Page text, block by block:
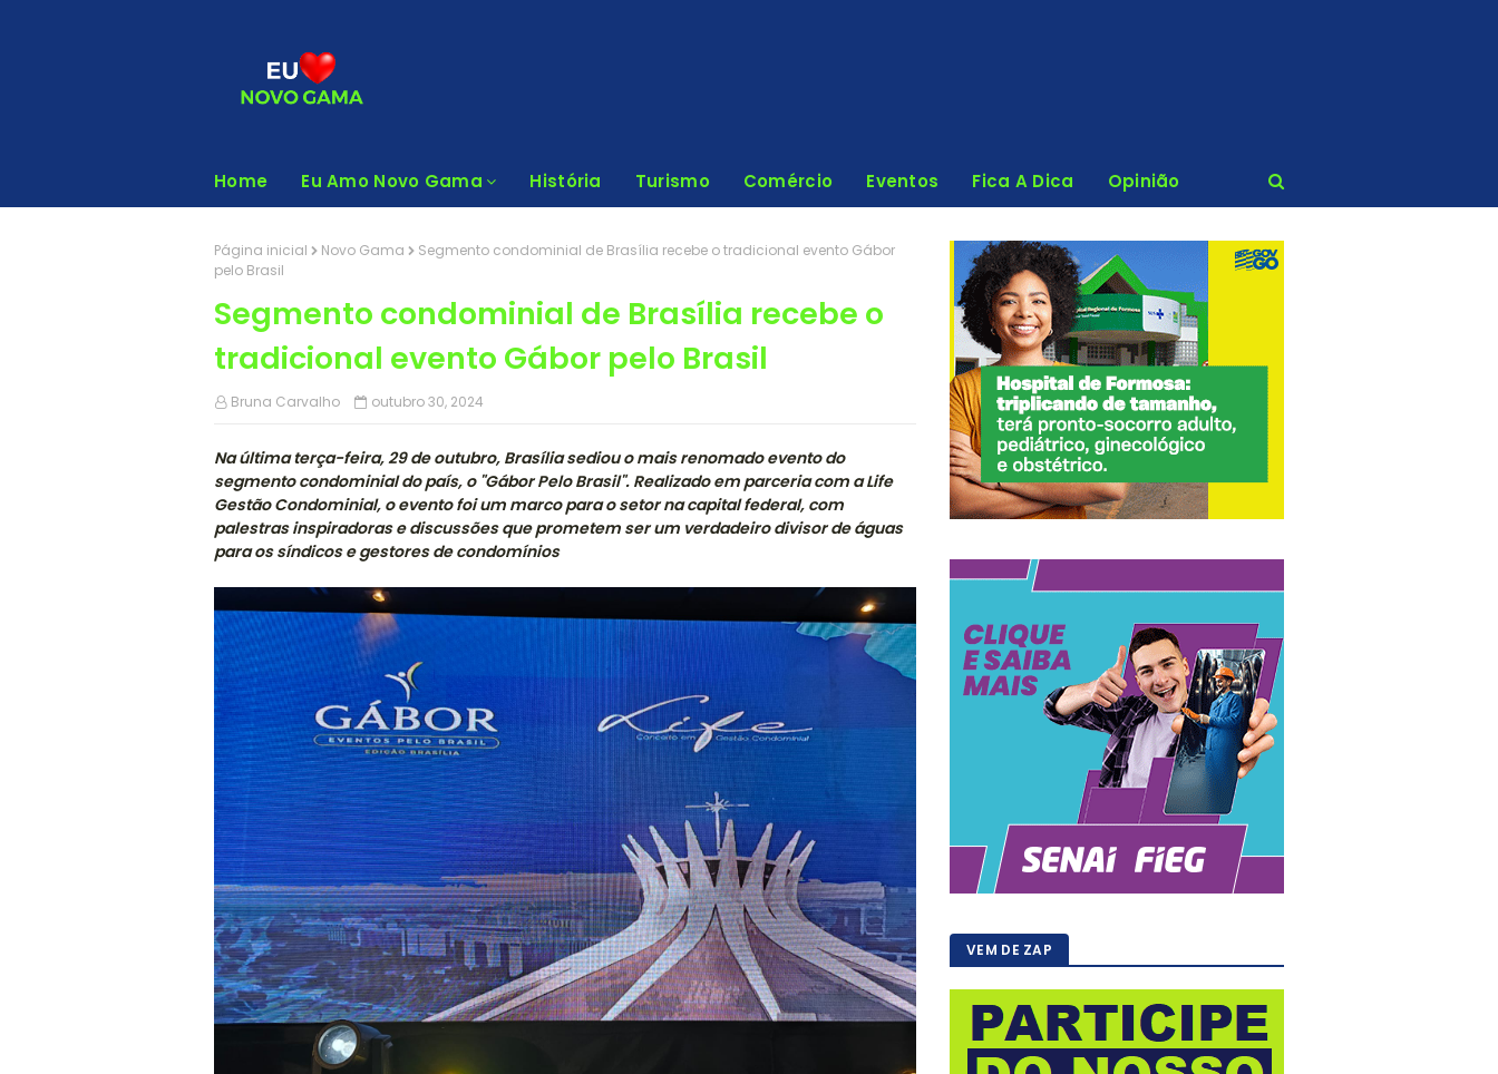
Home Eu Amo Novo Gama História Turismo Comércio Eventos Fica A Dica Opinião
Página inicial Novo Gama
Segmento condominial de Brasília recebe o tradicional evento Gábor
pelo Brasil
Segmento condominial de Brasília recebe o
tradicional evento Gábor pelo Brasil
Bruna Carvalho outubro 30, 2024
Na última terça-feira, 29 de outubro, Brasília sediou o mais renomado evento do
segmento condominial do país, o "Gábor Pelo Brasil". Realizado em parceria com a Life
Gestão Condominial, o evento foi um marco para o setor na capital federal, com
palestras inspiradoras e discussões que prometem ser um verdadeiro divisor de águas
para os síndicos e gestores de condomínios
VEM DE ZAP